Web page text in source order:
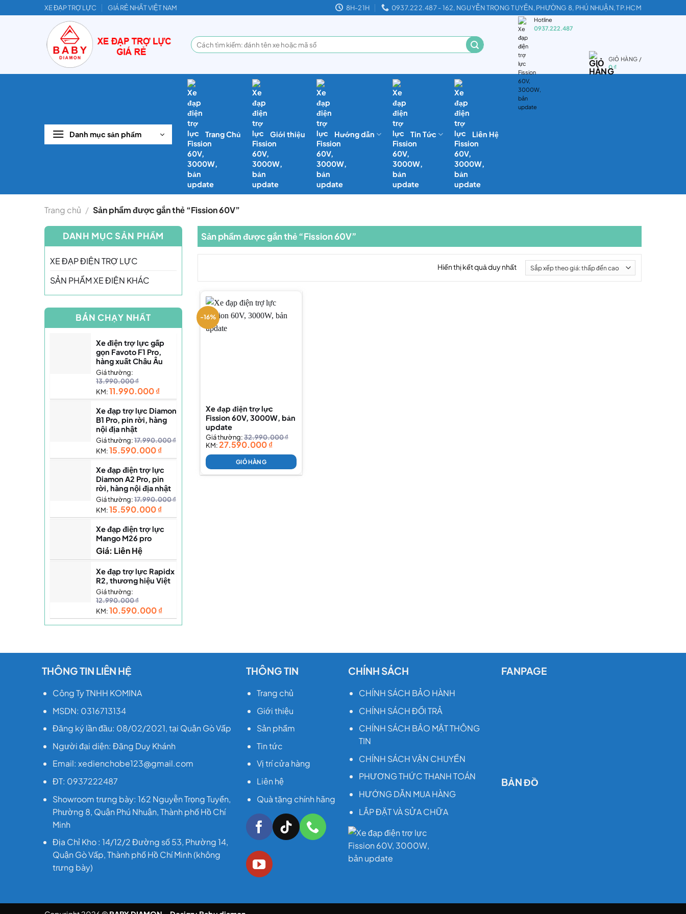
qua
XE ĐẠP TRỢ LỰC GIÁ RẺ NHẤT VIỆT NAM 8H-21H 0937.222.487 - 162, NGUYỄN TRỌNG TUYỂN, PHƯỜNG 8, PHÚ NHUẬN, TP.HCM
Tìm
kiếm:
Hotline
0937.222.487
GIỎ HÀNG /
0₫
Danh mục sản phẩm Trang Chủ Giới thiệu Hướng dẫn Tin Tức Liên Hệ
Trang chủ / Sản phẩm được gắn thẻ “Fission 60V”
DANH MỤC SẢN PHẨM
XE ĐẠP ĐIỆN TRỢ LỰC
SẢN PHẨM XE ĐIỆN KHÁC
BÁN CHẠY NHẤT
Xe điện trợ lực gấp
gọn Favoto F1 Pro,
hàng xuất Châu Âu
Giá thường:
13.990.000₫
KM:11.990.000₫
Xe đạp trợ lực Diamon
B1 Pro, pin rời, hàng
nội địa nhật
Giá thường:17.990.000₫
KM:15.590.000₫
Xe đạp điện trợ lực
Diamon A2 Pro, pin
rời, hàng nội địa nhật
Giá thường:17.990.000₫
KM:15.590.000₫
Xe đạp điện trợ lực
Mango M26 pro
Giá: Liên Hệ
Xe đạp trợ lực Rapidx
R2, thương hiệu Việt
Giá thường:
12.990.000₫
KM:10.590.000₫
Sản phẩm được gắn thẻ “Fission 60V”
Hiển thị kết quả duy nhất
-16%
Xe đạp điện trợ lực
Fission 60V, 3000W, bản
update
Giá thường:32.990.000₫
KM:27.590.000₫
GIỎ HÀNG
THÔNG TIN LIÊN HỆ
Công Ty TNHH KOMINA
MSDN: 0316713134
Đăng ký lần đầu: 08/02/2021, tại Quận Gò Vấp
Người đại diện: Đặng Duy Khánh
Email: xedienchobe123@gmail.com
ĐT: 0937222487
Showroom trưng bày: 162 Nguyễn Trọng Tuyển,
Phường 8, Quận Phú Nhuận, Thành phố Hồ Chí
Minh
Địa Chỉ Kho : 14/12/2 Đường số 53, Phường 14,
Quận Gò Vấp, Thành phố Hồ Chí Minh (không
trưng bày)
THÔNG TIN
Trang chủ
Giới thiệu
Sản phẩm
Tin tức
Vị trí cửa hàng
Liên hệ
Quà tặng chính hãng
CHÍNH SÁCH
CHÍNH SÁCH BẢO HÀNH
CHÍNH SÁCH ĐỔI TRẢ
CHÍNH SÁCH BẢO MẬT THÔNG
TIN
CHÍNH SÁCH VẬN CHUYỂN
PHƯƠNG THỨC THANH TOÁN
HƯỚNG DẪN MUA HÀNG
LẮP ĐẶT VÀ SỬA CHỮA
FANPAGE
BẢN ĐỒ